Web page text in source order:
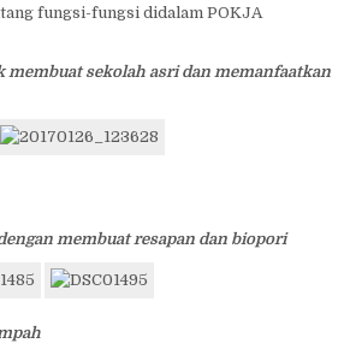
fungsi-fungsi didalam POKJA
membuat sekolah asri dan memanfaatkan
membuat resapan dan biopori